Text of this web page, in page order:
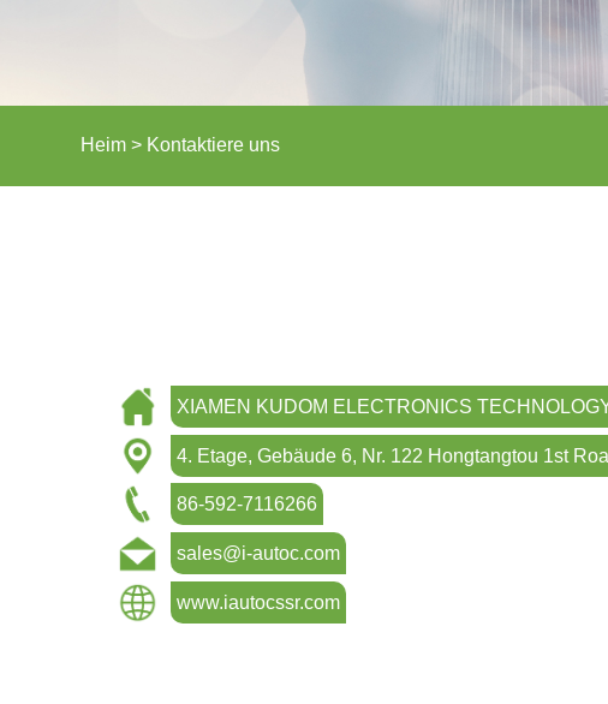
Heim > Kontaktiere uns
XIAMEN KUDOM ELECTRONICS
4. Etage, Gebäude 6, Nr. 122 Hongtangtou 1st
86-592-7116266
sales@i-autoc.com
www.iautocssr.com